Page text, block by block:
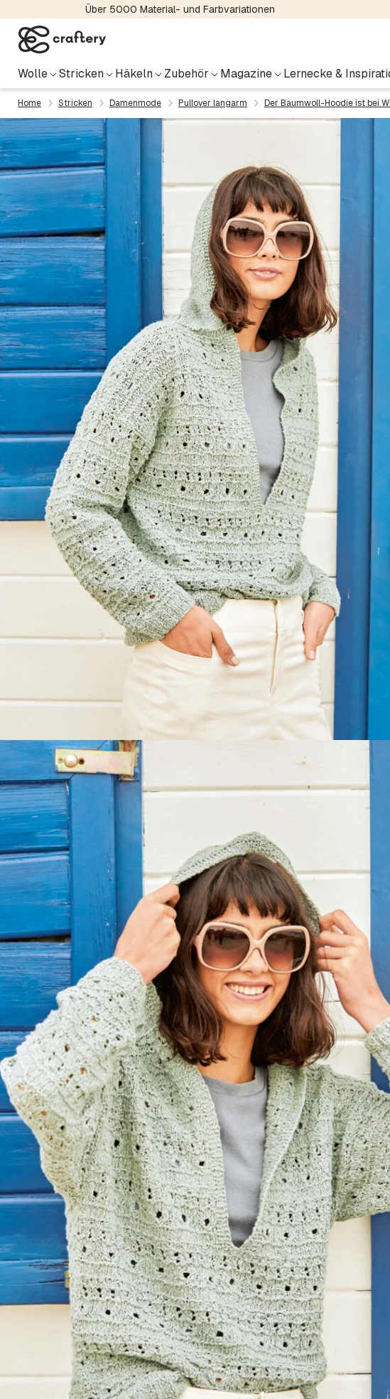
Über 5000 Material- und Farbvariationen
Wolle Stricken Häkeln Zubehör Magazine Lernecke &
Home Stricken Damenmode Pullover langarm Der Baumwoll-Hoodie ist bei